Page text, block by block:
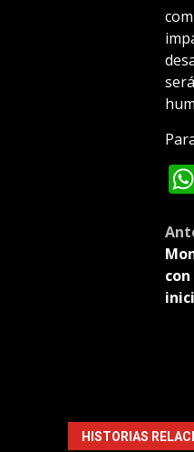
HISTORIAS